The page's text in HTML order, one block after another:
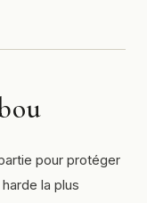
pour protéger
la plus